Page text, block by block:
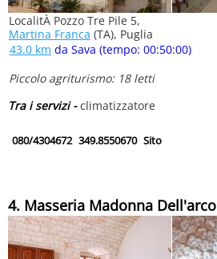
LocalitÀ Pozzo Tre Pile 5,
Martina Franca (TA), Puglia
43.0 km da Sava (tempo: 00:50:00)
Piccolo agriturismo: 18 letti
Tra i servizi -climatizzatore
080/4304672 349.8550670 Sito
4. Masseria Madonna Dell'arco